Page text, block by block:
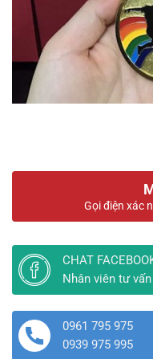
Gọi điện xác
CHAT
Nhân viên tư
0961 795 975
0939 975 995